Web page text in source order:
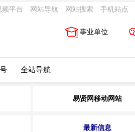
频平台 网站导航 网站搜索 手机站点
事业单位
全站导航
易贤网移动网站
最新信息